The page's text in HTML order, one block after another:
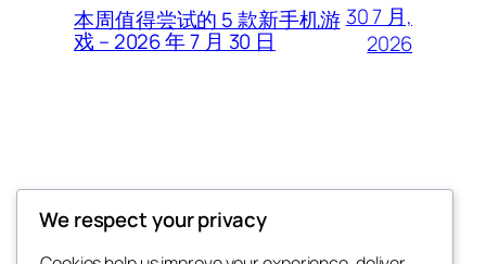
本周值得尝试的 5 款新手机游
戏 – 2026 年 7 月 30 日
30 7 月,
2026
Thunder Feeds
We respect your privacy